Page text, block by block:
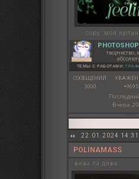
copy: мой
творчество,
ТЕМЫ С РАБОТАМИ:
СООБЩЕНИЙ:
3000
+9695
Вчера
22.01.2024
POLINAMASS
вива ла дива